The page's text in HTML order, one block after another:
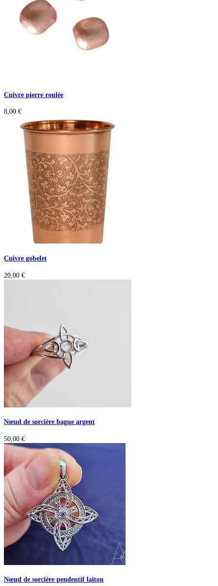
Cuivre pierre roulée
8,00 €
Cuivre gobelet
20,00 €
Nœud de sorcière bague argent
50,00 €
Nœud de sorcière pendentif laiton